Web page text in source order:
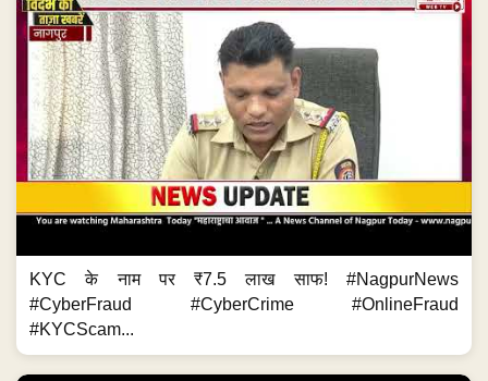
KYC के नाम पर ₹7.5 लाख साफ! #NagpurNews
#CyberFraud #CyberCrime #OnlineFraud
#KYCScam...